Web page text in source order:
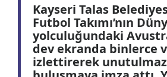
Kayseri Talas
Futbol Takımı’nın
yolculuğundaki
dev ekranda binlerce
izlettirerek